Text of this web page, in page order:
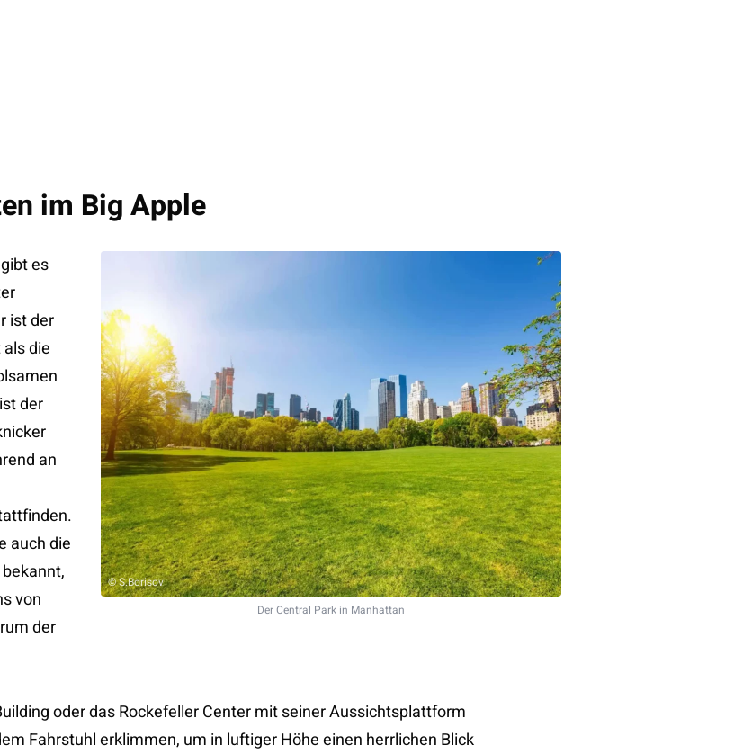
im Big Apple
© S.Borisov
Der Central Park in Manhattan
es
ist der
die
der
an
auch die
von
der
oder das Rockefeller Center mit seiner Aussichtsplattform
Fahrstuhl erklimmen, um in luftiger Höhe einen herrlichen Blick